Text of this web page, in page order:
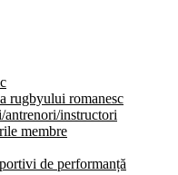
rugbyului romanesc
instructori
membre
de performanță